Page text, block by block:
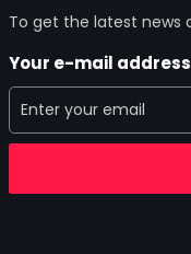
To get the latest news
Your e-mail